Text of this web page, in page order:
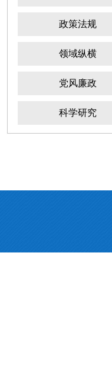
政策法规
领域纵横
党风廉政
科学研究